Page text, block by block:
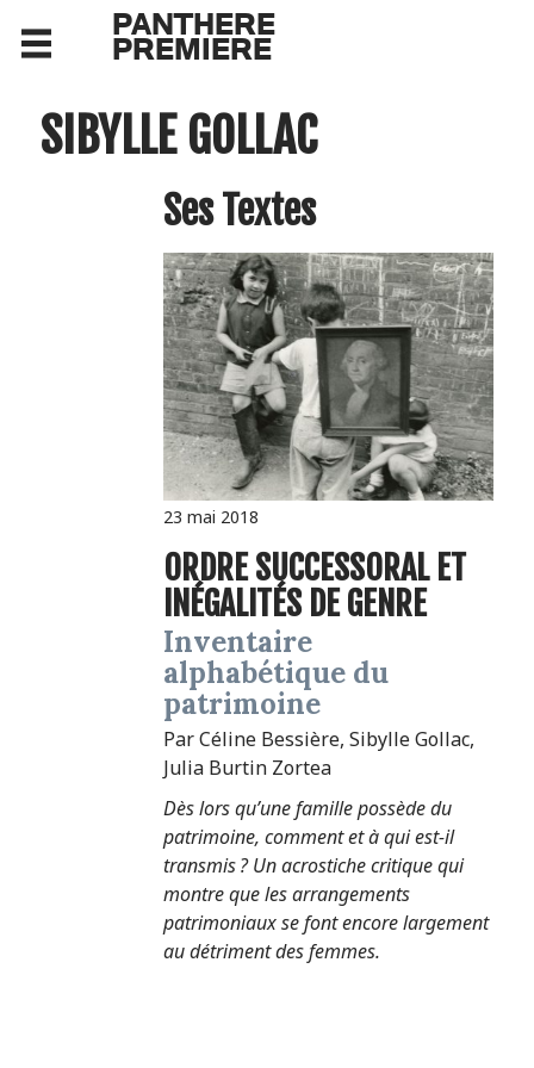
PANTHERE
PREMIERE
SIBYLLE GOLLAC
Ses Textes
23 mai 2018
ORDRE SUCCESSORAL ET
INÉGALITÉS DE GENRE
Inventaire
alphabétique du
patrimoine
Par Céline Bessière, Sibylle Gollac,
Julia Burtin Zortea
Dès lors qu’une famille possède du
patrimoine, comment et à qui est-il
transmis ? Un acrostiche critique qui
montre que les arrangements
patrimoniaux se font encore largement
au détriment des femmes.